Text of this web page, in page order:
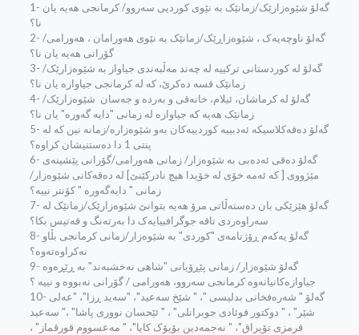
1- گه‌لۆ شێوه‌زارێک/زمانێک به‌ نێوی کوردیی سه‌روو/ کرمانجی هه‌یه‌ یان
نا؟
2- گه‌لۆ ناوچه‌یه‌ک ، شێوه‌زاڕێک/زمانێک به‌ نێوی هه‌ورامان ، هه‌ورامی/
گۆرانی هه‌یه‌ یان نا؟
3- گه‌لۆ له‌ کوردستانی ترکییه‌ له‌ چه‌ند مه‌ڵبه‌ندی جیاواز به‌ شێوه‌زارێک/
زمانێک قسه‌ ده‌کرێ، که‌ له‌ کرمانجی جیاوازه‌ یان نا؟
4- گه‌لۆ له‌ کرماشان، ئیلام، خانه‌قی و به‌رده‌ و جه‌سان ‌ شێوه‌زارێک/
زمانێک هه‌یه‌ که‌ جیاوازه‌ له‌ زمانی "دایه‌ گه‌وره‌" یان نا؟
5- گه‌لۆ ده‌قه‌کلاسیکه‌ ئه‌دبییه‌ کوردییه‌کان به‌و شێوه‌زاره‌/زمانه‌ نین که‌ له‌
پنتی 1 دا ده‌ستنیشان کراوه‌؟
6- گه‌لۆ ده‌قی ئه‌ده‌بی به‌ شێوه‌زار/ زمانی هه‌ورامی/گۆرانی پێشینه‌ی
مێژووی [ که‌ ئه‌مه‌ خۆی له‌ خۆیدا هیچ نادرکێنێ] له‌ ده‌قه‌کانی شێوه‌زار/
زمانی " دایه‌گه‌وره‌ " کۆنتر نییه‌؟
7- گه‌لۆ هێزێکی بان ده‌سته‌ڵاتی مرۆ هه‌یه‌ بتوانێ شێوه‌زارێک/زمانێک له‌
سه‌راوه‌ردی تاقه‌ جوگرافییایه‌ک دا به‌رته‌نگ و قه‌تیس بکا؟
8- گه‌لۆ یه‌که‌م ڕۆژنامه‌ی "کوردی" به‌ شێوه‌زار/زمانی کرمانجی بڵاو
نه‌کراوه‌ته‌وه‌؟
9- گه‌لۆ شێوه‌زار/ زمانی پێڕۆیانی "شاهی نه‌خشبه‌ند" به‌ ڕێڕه‌وه‌
جیاوازه‌کانیانه‌وه‌‌ کرمانجی سه‌روو، هه‌ورامی / گۆرانی نه‌بووه‌ و نییه‌ ؟
10- گه‌لۆ " شه‌ره‌فخانی بدلیسی "، " شێخ سه‌عید"، "سه‌ید ڕزا"، "عه‌لی
شێر" ، " دوکتور فوئادی جوبرانلی" ، " ئێحسان نووری پاشا" ،" سه‌عید
قرمزی تۆپراق"، " نه‌جمه‌دین بۆیۆک کایا"، " مه‌عسووم قورقماز" ،